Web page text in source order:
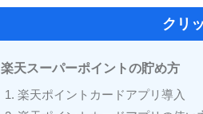
クリ
楽天スーパーポイントの貯め方
楽天ポイントカードアプリ導入